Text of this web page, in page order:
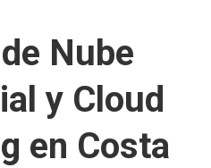
Nube
y Cloud
en Costa